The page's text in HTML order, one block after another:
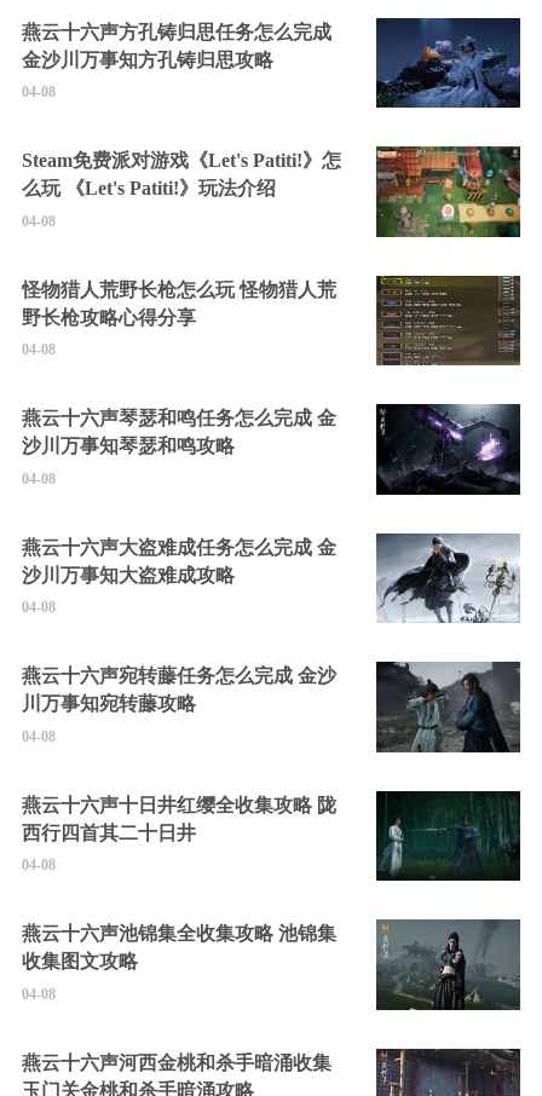
燕云十六声方孔铸归思任务怎么完成
金沙川万事知方孔铸归思攻略
04-08
Steam免费派对游戏《Let's Patiti!》怎
么玩 《Let's Patiti!》玩法介绍
04-08
怪物猎人荒野长枪怎么玩 怪物猎人荒
野长枪攻略心得分享
04-08
燕云十六声琴瑟和鸣任务怎么完成 金
沙川万事知琴瑟和鸣攻略
04-08
燕云十六声大盗难成任务怎么完成 金
沙川万事知大盗难成攻略
04-08
燕云十六声宛转藤任务怎么完成 金沙
川万事知宛转藤攻略
04-08
燕云十六声十日井红缨全收集攻略 陇
西行四首其二十日井
04-08
燕云十六声池锦集全收集攻略 池锦集
收集图文攻略
04-08
燕云十六声河西金桃和杀手暗涌收集
玉门关金桃和杀手暗涌攻略